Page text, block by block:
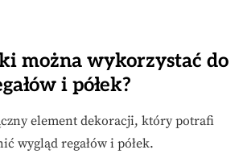
można wykorzystać do
i półek?
element dekoracji, który potrafi
wygląd regałów i półek.